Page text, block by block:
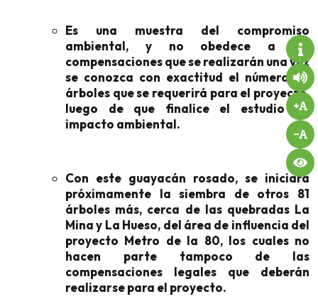
Es una muestra del compromiso
ambiental, y no obedece a las
compensaciones que se realizarán una vez
se conozca con exactitud el número de
árboles que se requerirá para el proyecto,
luego de que finalice el estudio de
impacto ambiental.
Con este guayacán rosado, se iniciará
próximamente la siembra de otros 81
árboles más, cerca de las quebradas La
Mina y La Hueso, del área de influencia del
proyecto Metro de la 80, los cuales no
hacen parte tampoco de las
compensaciones legales que deberán
realizarse para el proyecto.